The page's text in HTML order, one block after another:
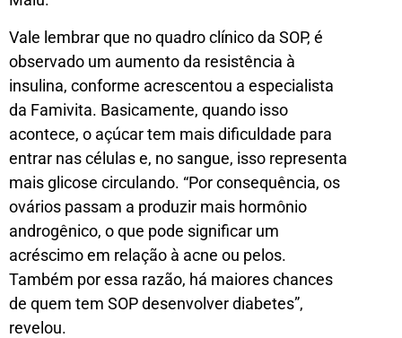
Vale lembrar que no quadro clínico da SOP, é
observado um aumento da resistência à
insulina, conforme acrescentou a especialista
da Famivita. Basicamente, quando isso
acontece, o açúcar tem mais dificuldade para
entrar nas células e, no sangue, isso representa
mais glicose circulando. “Por consequência, os
ovários passam a produzir mais hormônio
androgênico, o que pode significar um
acréscimo em relação à acne ou pelos.
Também por essa razão, há maiores chances
de quem tem SOP desenvolver diabetes”,
revelou.